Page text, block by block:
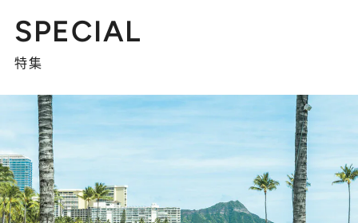
SPECIAL
特集